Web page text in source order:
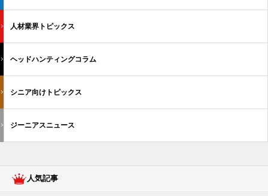
人材業界トピックス
ヘッドハンティングコラム
シニア向けトピックス
ジーニアスニュース
人気記事